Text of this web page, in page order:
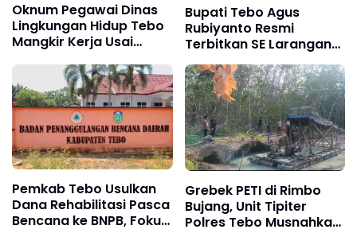
Oknum Pegawai Dinas
Lingkungan Hidup Tebo
Mangkir Kerja Usai
Pilih Bungkam
Bupati Tebo Agus
Rubiyanto Resmi
Terbitkan SE Larangan
PETI: Ancam Sanksi
Tegas Kades hingga
BPD yang Terlibat
Pemkab Tebo Usulkan
Dana Rehabilitasi Pasca
Bencana ke BNPB, Fokus
Grebek PETI di Rimbo
Bujang, Unit Tipiter
Polres Tebo Musnahkan